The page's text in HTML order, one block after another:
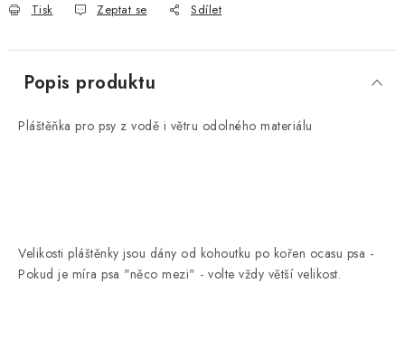
Tisk Zeptat se Sdílet
Popis produktu
Pláštěňka pro psy z vodě i větru odolného materiálu
Velikosti pláštěnky jsou dány od kohoutku po kořen ocasu psa -
Pokud je míra psa "něco mezi" - volte vždy větší velikost.